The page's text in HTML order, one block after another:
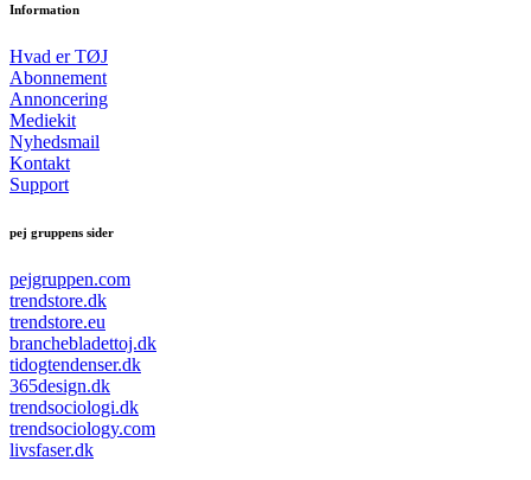
Information
Hvad er TØJ
Abonnement
Annoncering
Mediekit
Nyhedsmail
Kontakt
Support
pej gruppens sider
pejgruppen.com
trendstore.dk
trendstore.eu
branchebladettoj.dk
tidogtendenser.dk
365design.dk
trendsociologi.dk
trendsociology.com
livsfaser.dk